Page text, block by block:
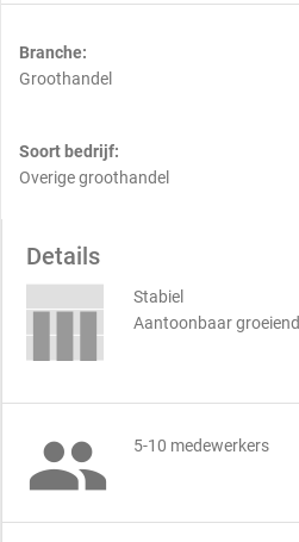
Branche:
Groothandel
Soort bedrijf:
Overige groothandel
Details
Stabiel
Aantoonbaar groeiend
 5-10 medewerkers